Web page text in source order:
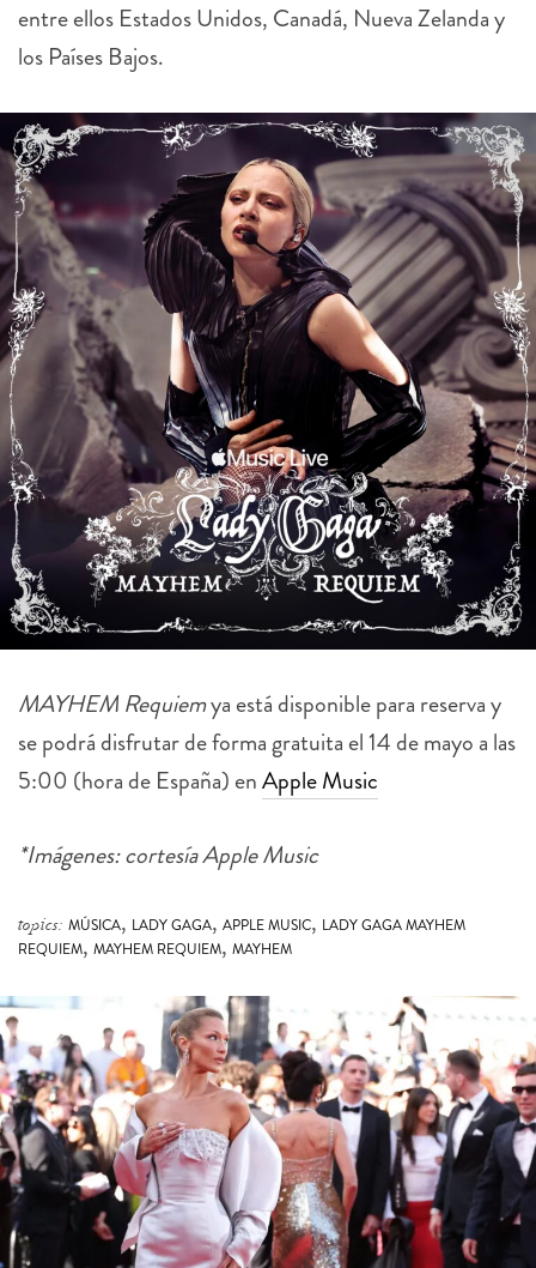
entre ellos Estados Unidos, Canadá, Nueva Zelanda y
los Países Bajos.
MAYHEM Requiemya está disponible para reserva y
se podrá disfrutar de forma gratuita el 14 de mayo a las
5:00 (hora de España) enAppleMusic
*Imágenes: cortesía Apple Music
topics: MÚSICA, LADY GAGA, APPLE MUSIC, LADY GAGA MAYHEM
REQUIEM, MAYHEM REQUIEM, MAYHEM